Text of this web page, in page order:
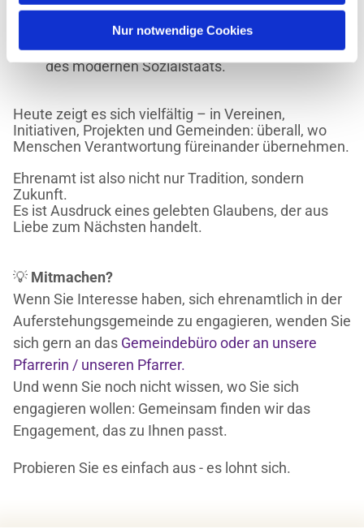
Nur notwendige Cookies
diakonische Werke.
Im 20. Jahrhundert wurde das Ehrenamt Teil
des modernen Sozialstaats.
Heute zeigt es sich vielfältig – in Vereinen,
Initiativen, Projekten und Gemeinden: überall, wo
Menschen Verantwortung füreinander übernehmen.
Ehrenamt ist also nicht nur Tradition, sondern
Zukunft.
Es ist Ausdruck eines gelebten Glaubens, der aus
Liebe zum Nächsten handelt.
💡 Mitmachen?
Wenn Sie Interesse haben, sich ehrenamtlich in der
Auferstehungsgemeinde zu engagieren, wenden Sie
sich gern an das Gemeindebüro oder an unsere
Pfarrerin / unseren Pfarrer.
Und wenn Sie noch nicht wissen, wo Sie sich
engagieren wollen: Gemeinsam finden wir das
Engagement, das zu Ihnen passt.
Probieren Sie es einfach aus - es lohnt sich.